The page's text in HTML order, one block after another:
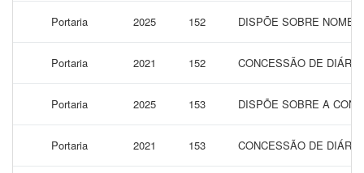
Portaria 2025 152 DISPÕE SOBRE
Portaria 2021 152 CONCESSÃO DE
Portaria 2025 153 DISPÕE SOBRE A
Portaria 2021 153 CONCESSÃO DE